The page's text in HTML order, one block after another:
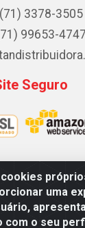
uma
com o seu
(71) 3378-3505
99653-4747
Seguro
Dr. Gerino
/ BA - CEP
0001-62